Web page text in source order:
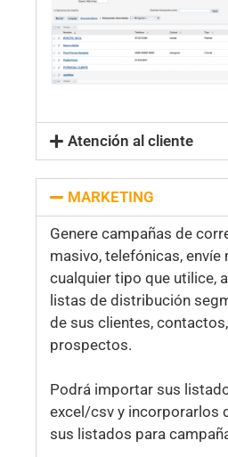
Atención al cliente
MARKETING
Genere campañas de
masivo, telefónicas, envíe
cualquier tipo que utilice,
listas de distribución
de sus clientes,
prospectos.
Podrá importar sus
excel/csv y incorporarlos
sus listados para